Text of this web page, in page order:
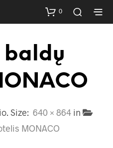
0
baldų
. Size: 640 × 864in
MONACO